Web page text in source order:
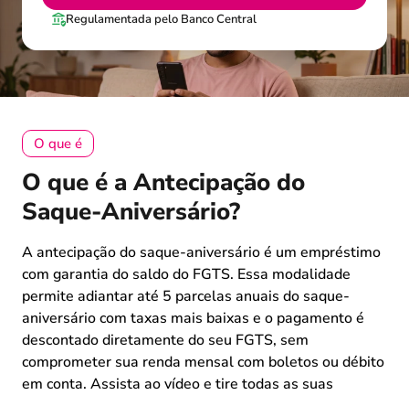
Regulamentada pelo Banco Central
O que é
O que é a Antecipação do
Saque-Aniversário?
A antecipação do saque-aniversário é um empréstimo
com garantia do saldo do FGTS. Essa modalidade
permite adiantar até 5 parcelas anuais do saque-
aniversário com taxas mais baixas e o pagamento é
descontado diretamente do seu FGTS, sem
comprometer sua renda mensal com boletos ou débito
em conta. Assista ao vídeo e tire todas as suas